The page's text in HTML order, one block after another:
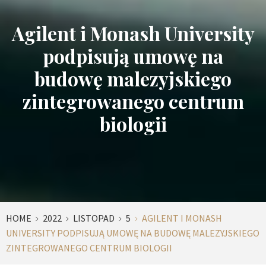
Agilent i Monash University
podpisują umowę na
budowę malezyjskiego
zintegrowanego centrum
biologii
HOME 2022 LISTOPAD 5
AGILENT I MONASH
UNIVERSITY PODPISUJĄ UMOWĘ NA BUDOWĘ MALEZYJSKIEGO
ZINTEGROWANEGO CENTRUM BIOLOGII